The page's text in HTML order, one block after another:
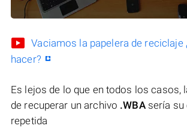
Vaciamos la papelera de reciclaje
hacer?
Es lejos de lo que en todos los casos,
de recuperar un archivo .WBAsería su
repetida